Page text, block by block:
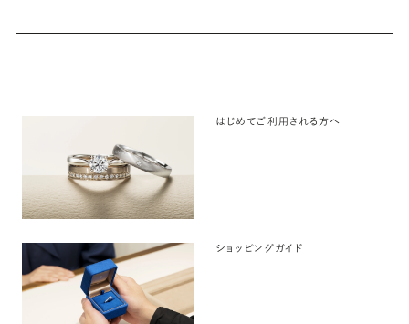
はじめてご利用される方へ
ショッピングガイド